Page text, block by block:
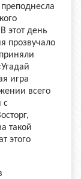
этот день
прозвучало
игра
всего
с
такой
этого